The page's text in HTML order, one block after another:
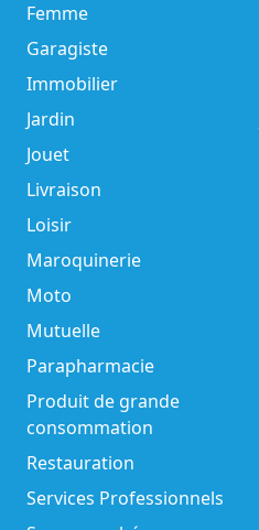
Femme
Garagiste
Immobilier
Jardin
Jouet
Livraison
Loisir
Maroquinerie
Moto
Mutuelle
Parapharmacie
Produit de grande
consommation
Restauration
Services Professionnels